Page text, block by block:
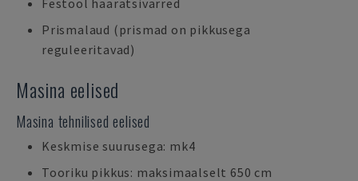
Festool haaratsivarred
Prismalaud (prismad on pikkusega
reguleeritavad)
Masina eelised
Masina tehnilised eelised
Keskmise suurusega: mk4
Tooriku pikkus: maksimaalselt 650 cm